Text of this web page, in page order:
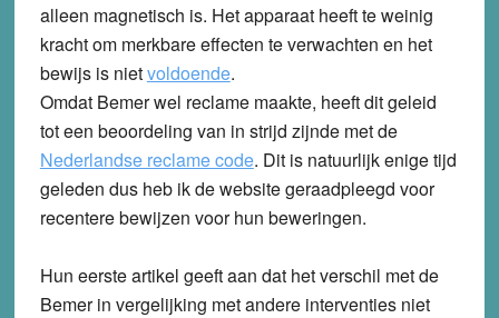
alleen magnetisch is. Het apparaat heeft te weinig
kracht om merkbare effecten te verwachten en het
bewijs is nietvoldoende.
Omdat Bemer wel reclame maakte, heeft dit geleid
tot een beoordeling van in strijd zijnde met de
Nederlandse reclame code. Dit is natuurlijk enige tijd
geleden dus heb ik de website geraadpleegd voor
recentere bewijzen voor hun beweringen.
Hun eerste artikel geeft aan dat het verschil met de
Bemer in vergelijking met andere interventies niet